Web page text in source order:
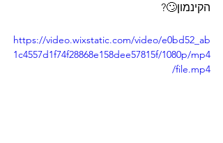
הקינמון🙄?
https://video.wixstatic.com/video/e0bd52_ab
1c4557d1f74f28868e158dee57815f/1080p/mp4
/file.mp4